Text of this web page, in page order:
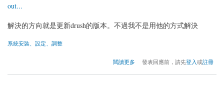
out...
解決的方向就是更新drush的版本。不過我不是用他的方式解決
系統安裝、設定、調整
閱讀更多
關於執行druah出現"Unknown engine type outputformat" 發表回應前，請先登入或註冊